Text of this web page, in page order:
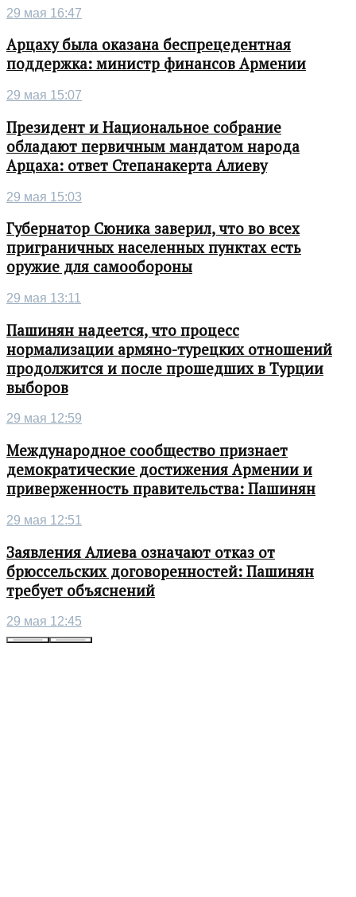
29 мая 16:47
Арцаху была оказана беспрецедентная
поддержка: министр финансов Армении
29 мая 15:07
Президент и Национальное собрание
обладают первичным мандатом народа
Арцаха: ответ Степанакерта Алиеву
29 мая 15:03
Губернатор Сюника заверил, что во всех
приграничных населенных пунктах есть
оружие для самообороны
29 мая 13:11
Пашинян надеется, что процесс
нормализации армяно-турецких отношений
продолжится и после прошедших в Турции
выборов
29 мая 12:59
Международное сообщество признает
демократические достижения Армении и
приверженность правительства: Пашинян
29 мая 12:51
Заявления Алиева означают отказ от
брюссельских договоренностей: Пашинян
требует объяснений
29 мая 12:45